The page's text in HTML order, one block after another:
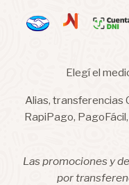
Elegí el
Alias, transferencias
RapiPago,
Las promociones y
por